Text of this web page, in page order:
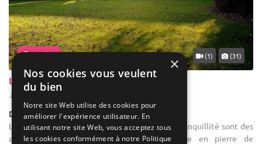
... 35 km (1) (31)
La Villa du Hautsart
Jodoigne - Brabant wallon (WBR)
Demeure de caractère / Villa
Location de salle de mariage : Le calme et la tranquillité sont des
atouts non négligeables de cette demeure en pierre de
×
Nos cookies vous veulent
du bien
Notre site Web utilise des cookies pour
améliorer l'expérience utilisateur. En
utilisant notre site Web, vous acceptez tous
les cookies conformément à notre Politique